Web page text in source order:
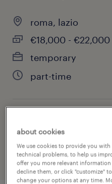
roma, lazio
€18,000 -
temporary
part-time
customer service &
about cookies
We use cookies to provide you
technical problems, to help us
offer you more relevant
decline them, or click "customize"
change your options at any time.